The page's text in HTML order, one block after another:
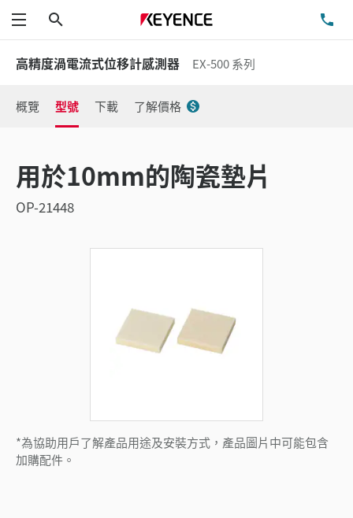
功能表
高精度渦電流式位移計感測器 EX-500 系列
概覽 型號 下載 了解價格
用於10mm的陶瓷墊片
OP-21448
*為協助用戶了解產品用途及安裝方式，產品圖片中可能包含
加購配件。